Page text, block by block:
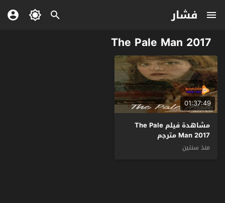
فشار
The Pale Man 2017
01:37:49
مشاهدة فيلم The Pale
Man 2017 مترجم
منذ سنتين